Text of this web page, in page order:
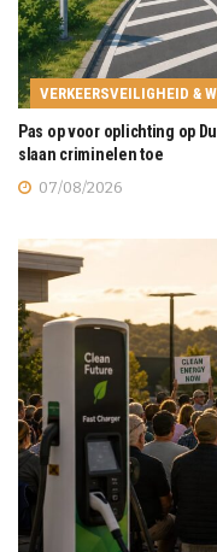
VERKEERSVEILIGHEID &
Pas op voor oplichting op
slaan criminelen toe
07/08/2026